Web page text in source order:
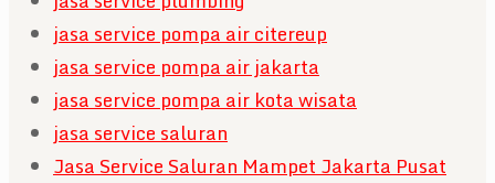
jasa service pompa air citereup
jasa service pompa air jakarta
jasa service pompa air kota wisata
jasa service saluran
Jasa Service Saluran Mampet Jakarta Pusat